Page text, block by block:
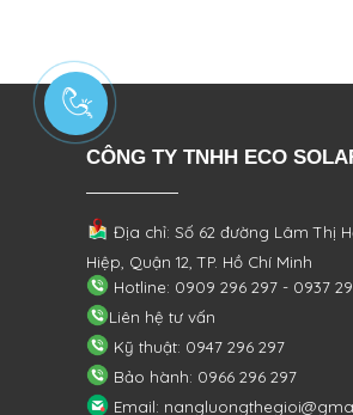
CÔNG TY TNHH ECO
Địa chỉ: Số 62 đường Lâm Thị
Hiệp, Quận 12, TP. Hồ Chí Minh
Hotline: 0909 296 297 - 0937
Liên hệ tư vấn
Kỹ thuật: 0947 296 297
Bảo hành: 0966 296 297
Email: